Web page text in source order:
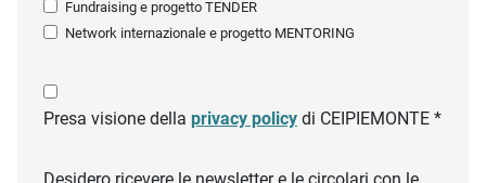
Fundraising e progetto TENDER
Network internazionale e progetto MENTORING
Presa visione della privacy policy di CEIPIEMONTE *